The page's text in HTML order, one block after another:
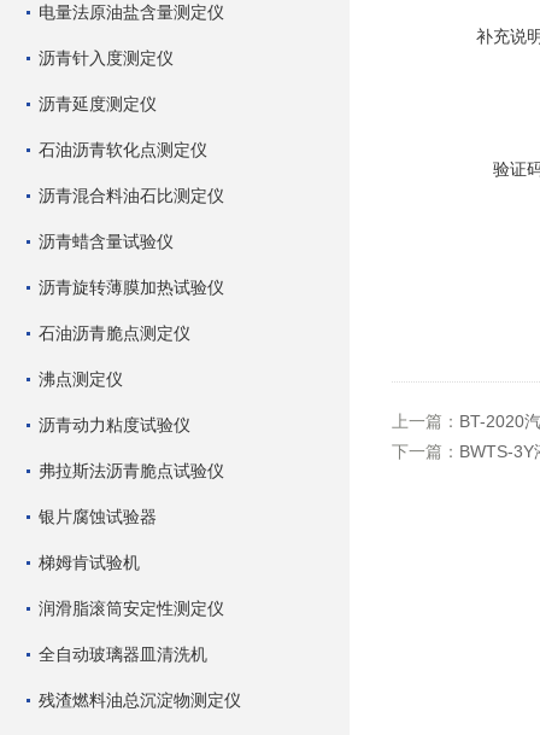
电量法原油盐含量测定仪
沥青针入度测定仪
沥青延度测定仪
石油沥青软化点测定仪
沥青混合料油石比测定仪
沥青蜡含量试验仪
沥青旋转薄膜加热试验仪
石油沥青脆点测定仪
沸点测定仪
沥青动力粘度试验仪
弗拉斯法沥青脆点试验仪
银片腐蚀试验器
梯姆肯试验机
润滑脂滚筒安定性测定仪
全自动玻璃器皿清洗机
残渣燃料油总沉淀物测定仪
补充说
验证
上一篇： BT-2020
下一篇： BWTS-3Y